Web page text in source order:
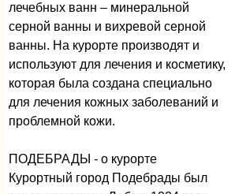
лечебных ванн – минеральной
серной ванны и вихревой серной
ванны. На курорте производят и
используют для лечения и косметику,
которая была создана специально
для лечения кожных заболеваний и
проблемной кожи.
ПОДЕБРАДЫ - о курорте
Курортный город Подебрады был